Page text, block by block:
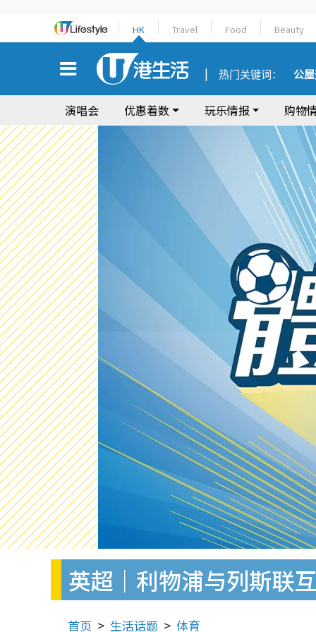
HK Travel Food Beauty
热门关键词： 公
演唱会 优惠着数 玩乐情报 购物
英超｜利物浦与列斯联
首页 生活话题 体育